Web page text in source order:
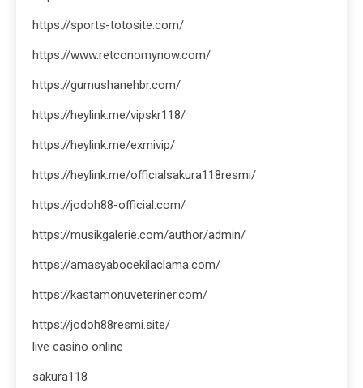
https://sports-totosite.com/
https://www.retconomynow.com/
https://gumushanehbr.com/
https://heylink.me/vipskr118/
https://heylink.me/exmivip/
https://heylink.me/officialsakura118resmi/
https://jodoh88-official.com/
https://musikgalerie.com/author/admin/
https://amasyabocekilaclama.com/
https://kastamonuveteriner.com/
https://jodoh88resmi.site/
live casino online
sakura118